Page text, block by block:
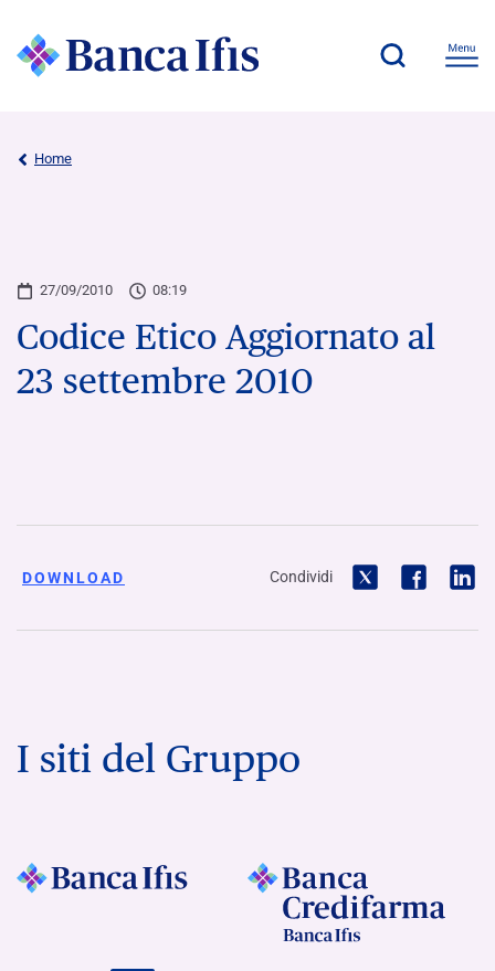
Home
27/09/2010 08:19
Codice Etico Aggiornato al
23 settembre 2010
DOWNLOAD Condividi
I siti del Gruppo